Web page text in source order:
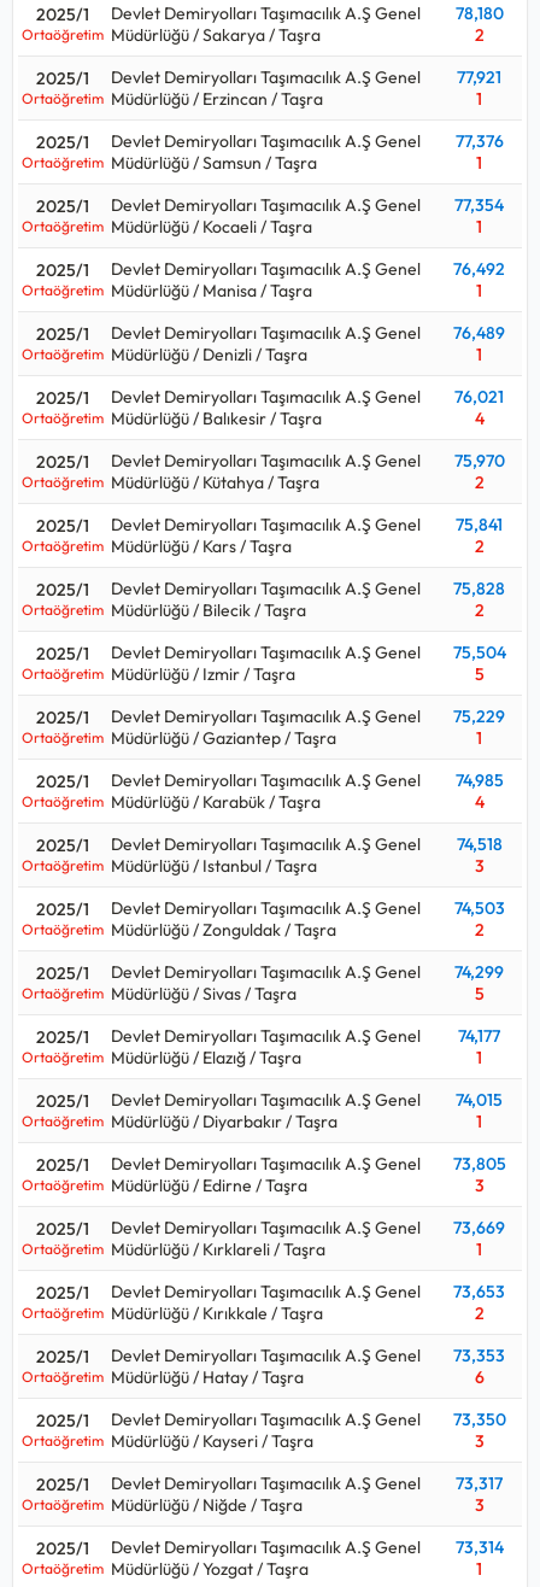
2025/1
Ortaöğretim
Devlet Demiryolları Taşımacılık A.Ş Genel
Müdürlüğü / Sakarya / Taşra
78,180
2
2025/1
Ortaöğretim
Devlet Demiryolları Taşımacılık A.Ş Genel
Müdürlüğü / Erzincan / Taşra
77,921
1
2025/1
Ortaöğretim
Devlet Demiryolları Taşımacılık A.Ş Genel
Müdürlüğü / Samsun / Taşra
77,376
1
2025/1
Ortaöğretim
Devlet Demiryolları Taşımacılık A.Ş Genel
Müdürlüğü / Kocaeli / Taşra
77,354
1
2025/1
Ortaöğretim
Devlet Demiryolları Taşımacılık A.Ş Genel
Müdürlüğü / Manisa / Taşra
76,492
1
2025/1
Ortaöğretim
Devlet Demiryolları Taşımacılık A.Ş Genel
Müdürlüğü / Denizli / Taşra
76,489
1
2025/1
Ortaöğretim
Devlet Demiryolları Taşımacılık A.Ş Genel
Müdürlüğü / Balıkesir / Taşra
76,021
4
2025/1
Ortaöğretim
Devlet Demiryolları Taşımacılık A.Ş Genel
Müdürlüğü / Kütahya / Taşra
75,970
2
2025/1
Ortaöğretim
Devlet Demiryolları Taşımacılık A.Ş Genel
Müdürlüğü / Kars / Taşra
75,841
2
2025/1
Ortaöğretim
Devlet Demiryolları Taşımacılık A.Ş Genel
Müdürlüğü / Bilecik / Taşra
75,828
2
2025/1
Ortaöğretim
Devlet Demiryolları Taşımacılık A.Ş Genel
Müdürlüğü / Izmir / Taşra
75,504
5
2025/1
Ortaöğretim
Devlet Demiryolları Taşımacılık A.Ş Genel
Müdürlüğü / Gaziantep / Taşra
75,229
1
2025/1
Ortaöğretim
Devlet Demiryolları Taşımacılık A.Ş Genel
Müdürlüğü / Karabük / Taşra
74,985
4
2025/1
Ortaöğretim
Devlet Demiryolları Taşımacılık A.Ş Genel
Müdürlüğü / Istanbul / Taşra
74,518
3
2025/1
Ortaöğretim
Devlet Demiryolları Taşımacılık A.Ş Genel
Müdürlüğü / Zonguldak / Taşra
74,503
2
2025/1
Ortaöğretim
Devlet Demiryolları Taşımacılık A.Ş Genel
Müdürlüğü / Sivas / Taşra
74,299
5
2025/1
Ortaöğretim
Devlet Demiryolları Taşımacılık A.Ş Genel
Müdürlüğü / Elazığ / Taşra
74,177
1
2025/1
Ortaöğretim
Devlet Demiryolları Taşımacılık A.Ş Genel
Müdürlüğü / Diyarbakır / Taşra
74,015
1
2025/1
Ortaöğretim
Devlet Demiryolları Taşımacılık A.Ş Genel
Müdürlüğü / Edirne / Taşra
73,805
3
2025/1
Ortaöğretim
Devlet Demiryolları Taşımacılık A.Ş Genel
Müdürlüğü / Kırklareli / Taşra
73,669
1
2025/1
Ortaöğretim
Devlet Demiryolları Taşımacılık A.Ş Genel
Müdürlüğü / Kırıkkale / Taşra
73,653
2
2025/1
Ortaöğretim
Devlet Demiryolları Taşımacılık A.Ş Genel
Müdürlüğü / Hatay / Taşra
73,353
6
2025/1
Ortaöğretim
Devlet Demiryolları Taşımacılık A.Ş Genel
Müdürlüğü / Kayseri / Taşra
73,350
3
2025/1
Ortaöğretim
Devlet Demiryolları Taşımacılık A.Ş Genel
Müdürlüğü / Niğde / Taşra
73,317
3
2025/1
Ortaöğretim
Devlet Demiryolları Taşımacılık A.Ş Genel
Müdürlüğü / Yozgat / Taşra
73,314
1